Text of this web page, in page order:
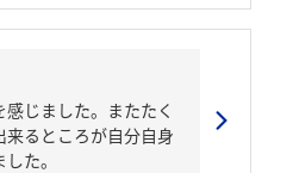
じました。またたく
るところが自分自身
た。